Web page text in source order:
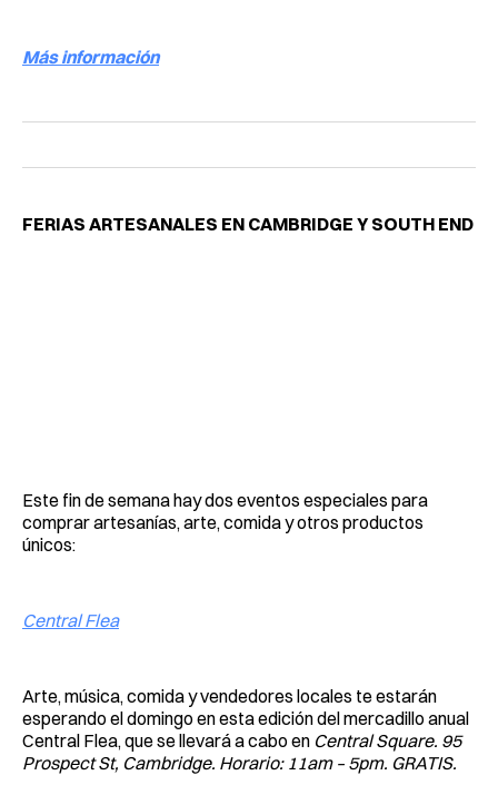
Más información
FERIAS ARTESANALES EN CAMBRIDGE Y SOUTH END
Este fin de semana hay dos eventos especiales para
comprar artesanías, arte, comida y otros productos
únicos:
Central Flea
Arte, música, comida y vendedores locales te estarán
esperando el domingo en esta edición del mercadillo anual
Central Flea, que se llevará a cabo en Central Square. 95
Prospect St, Cambridge. Horario: 11am – 5pm. GRATIS.